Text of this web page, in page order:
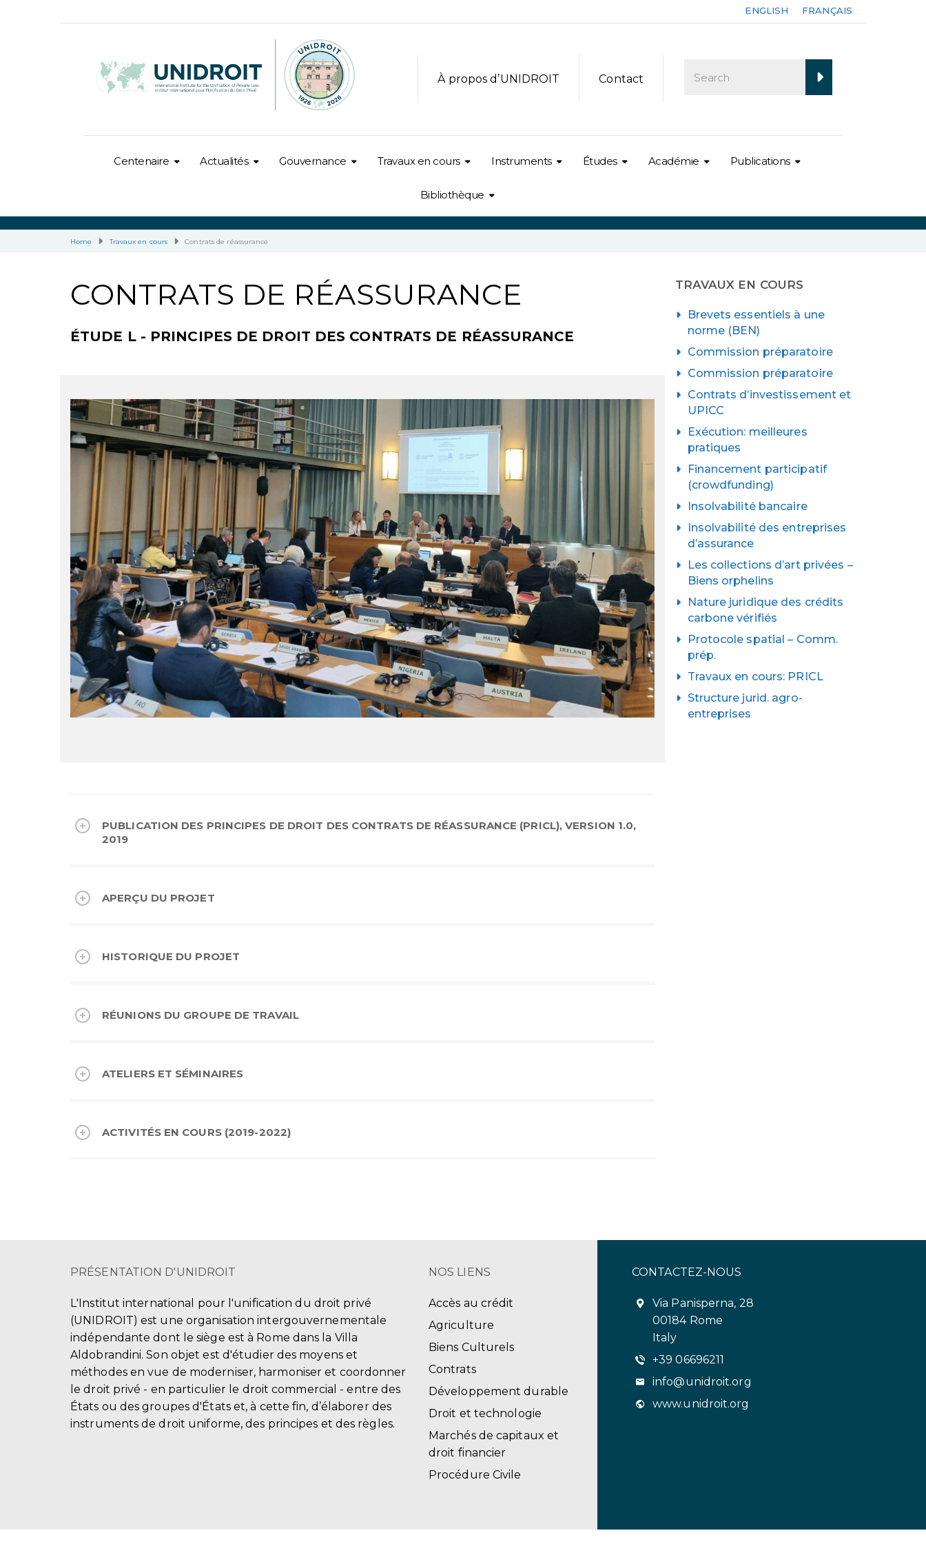
ENGLISH FRANÇAIS
À propos d’UNIDROIT Contact
Centenaire Actualités Gouvernance Travaux en cours Instruments Études Académie Publications
Bibliothèque
Home Travaux en cours Contrats de réassurance
CONTRATS DE RÉASSURANCE
ÉTUDE L - PRINCIPES DE DROIT DES CONTRATS DE RÉASSURANCE
PUBLICATION DES PRINCIPES DE DROIT DES CONTRATS DE RÉASSURANCE (PRICL), VERSION 1.0,
2019
APERÇU DU PROJET
HISTORIQUE DU PROJET
RÉUNIONS DU GROUPE DE TRAVAIL
ATELIERS ET SÉMINAIRES
ACTIVITÉS EN COURS (2019-2022)
TRAVAUX EN COURS
Brevets essentiels à une
norme (BEN)
Commission préparatoire
Commission préparatoire
Contrats d’investissement et
UPICC
Exécution: meilleures
pratiques
Financement participatif
(crowdfunding)
Insolvabilité bancaire
Insolvabilité des entreprises
d’assurance
Les collections d’art privées –
Biens orphelins
Nature juridique des crédits
carbone vérifiés
Protocole spatial – Comm.
prép.
Travaux en cours: PRICL
Structure jurid. agro-
entreprises
PRÉSENTATION D'UNIDROIT
L'Institut international pour l'unification du droit privé
(UNIDROIT) est une organisation intergouvernementale
indépendante dont le siège est à Rome dans la Villa
Aldobrandini. Son objet est d'étudier des moyens et
méthodes en vue de moderniser, harmoniser et coordonner
le droit privé - en particulier le droit commercial - entre des
États ou des groupes d'États et, à cette fin, d’élaborer des
instruments de droit uniforme, des principes et des règles.
NOS LIENS
Accès au crédit
Agriculture
Biens Culturels
Contrats
Développement durable
Droit et technologie
Marchés de capitaux et
droit financier
Procédure Civile
CONTACTEZ-NOUS
Via Panisperna, 28
00184 Rome
Italy
+39 06696211
info@unidroit.org
www.unidroit.org